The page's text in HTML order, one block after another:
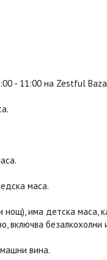
- 11:00 на Zestful
маса.
има детска маса,
безалкохолни
вина.